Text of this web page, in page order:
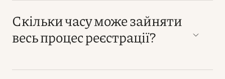
Скільки часу може зайняти
весь процес реєстрації?